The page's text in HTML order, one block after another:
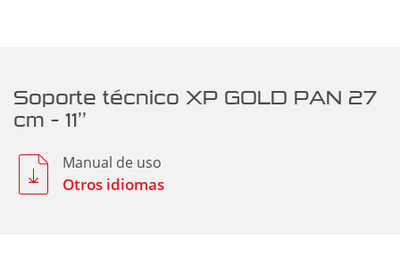
Soporte técnico XP GOLD PAN 27
cm – 11’’
Manual de uso
Otros idiomas